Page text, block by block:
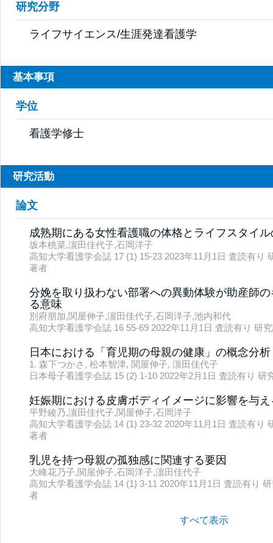
研究分野
ライフサイエンス/生涯発達看護学
基本事項
学位
看護学修士
研究活動
論文
成熟期にある女性看護職の体格とライフスタイ
坂本桃菜,濵田佳代子,石岡洋子
高知大学看護学会誌 17 (1) 15-23 2023年11月1日 査読有り
著者
分娩を取り扱わない部署への異動体験が助産師
る意味
別府朋加,関屋伸子,濵田佳代子,石岡洋子,池内和代
高知大学看護学会誌 16 55-69 2022年11月1日 査読有り 研
日本における「育児期の母親の健康」の概念分析
1. 森下つかさ, 松本智津, 関屋伸子, 濵田佳代子
日本母子看護学会誌 15 (2) 1-10 2022年2月1日 査読有り 研
妊娠期における皮膚ボディイメージに影響を与
平野綾乃,濵田佳代子,関屋伸子,石岡洋子
高知大学看護学会誌 14 (1) 23-32 2020年11月1日 査読有り
著者
乳児を持つ母親の孤独感に関連する要因
大峰花乃子,関屋伸子,石岡洋子,濵田佳代子
高知大学看護学会誌 14 (1) 3-11 2020年11月1日 査読有り
者
すべて表示